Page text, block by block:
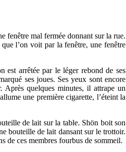
fenêtre mal fermée donnant sur la rue.
l’on voit par la fenêtre, une fenêtre
est arrêtée par le léger rebond de ses
ses joues. Ses yeux sont encore
Après quelques minutes, il attrape un
une première cigarette, l’éteint la
de lait sur la table. Shön boit son
bouteille de lait dansant sur le trottoir.
de ces membres fourbus de sommeil.